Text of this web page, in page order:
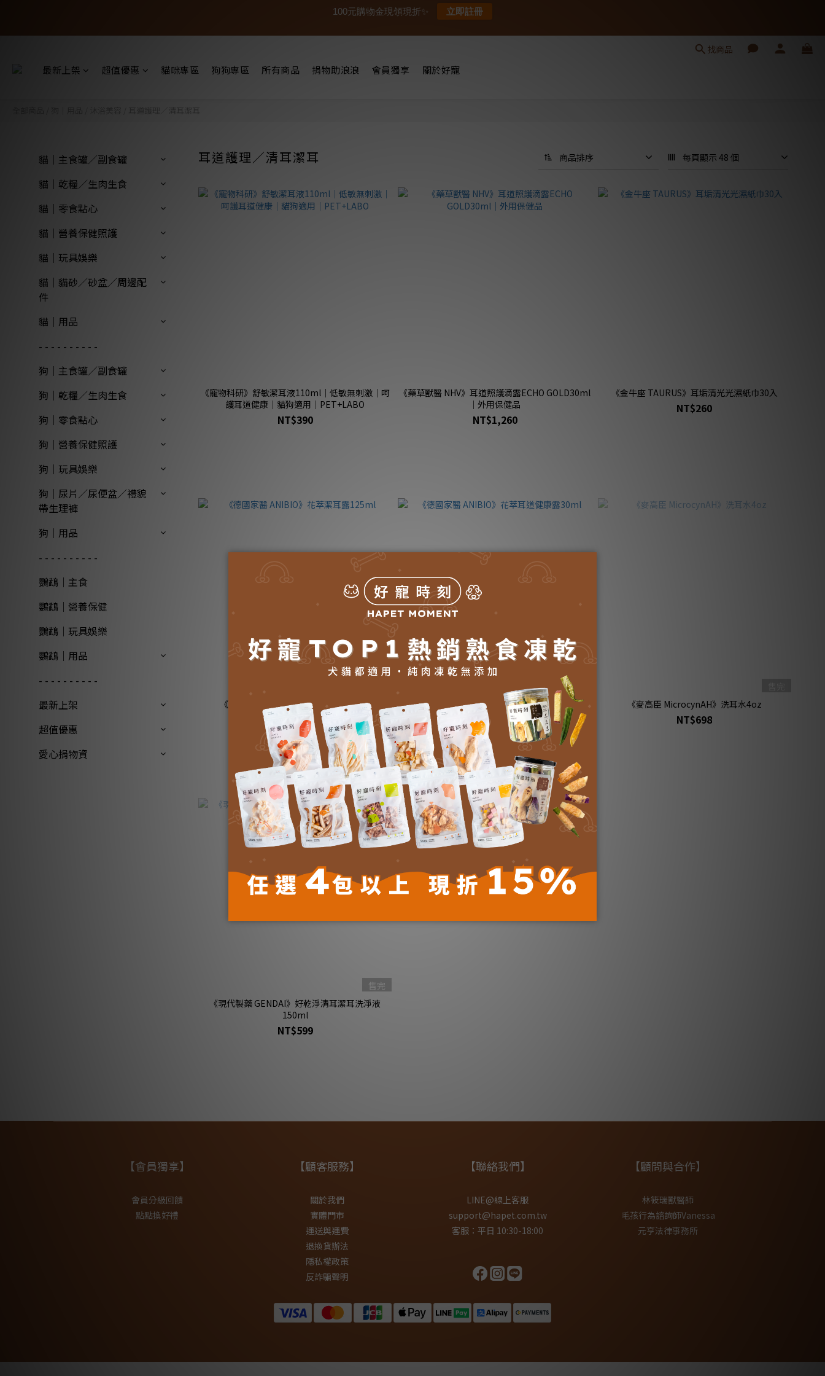
找商品
最新上架 超值優惠 貓咪專區 狗狗專區 所有商品 捐物助浪浪 會員獨享 關於好寵
貓｜主食罐／副食罐
貓｜乾糧／生肉生食
貓｜零食點心
貓｜營養保健照護
貓｜玩具娛樂
貓｜貓砂／砂盆／周邊配
件
貓｜用品
- - - - - - - - - -
狗｜主食罐／副食罐
狗｜乾糧／生肉生食
狗｜零食點心
狗｜營養保健照護
狗｜玩具娛樂
狗｜尿片／尿便盆／禮貌
帶生理褲
狗｜用品
- - - - - - - - - -
鸚鵡｜主食
鸚鵡｜營養保健
鸚鵡｜玩具娛樂
鸚鵡｜用品
- - - - - - - - - -
最新上架
超值優惠
愛心捐物資
耳道護理／清耳潔耳 商品排序 每頁顯示 48 個
《寵物科研》舒敏潔耳液110ml｜低敏無刺激｜呵
護耳道健康｜貓狗適用｜PET+LABO
NT$390
《藥草獸醫 NHV》耳道照護滴露ECHO GOLD30ml
｜外用保健品
NT$1,260
《金牛座 TAURUS》耳垢清光光濕紙巾30入
NT$260
《德國家醫 ANIBIO》花萃潔耳露125ml
NT$580
《德國家醫 ANIBIO》花萃耳道健康露30ml
NT$580
《麥高臣 MicrocynAH》洗耳水4oz
NT$698
售完
《現代製藥 GENDAI》好乾淨清耳潔耳洗淨液
150ml
NT$599
【會員獨享】
會員分級回饋
點點換好禮
【顧客服務】
關於我們
實體門市
運送與運費
退換貨辦法
隱私權政策
反詐騙聲明
【聯絡我們】
LINE@線上客服
support@hapet.com.tw
客服：平日 10:30-18:00
【顧問與合作】
林筱瑞獸醫師
毛孩行為諮詢師Vanessa
元亨法律事務所
100元購物金現領現折✨ 立即註冊